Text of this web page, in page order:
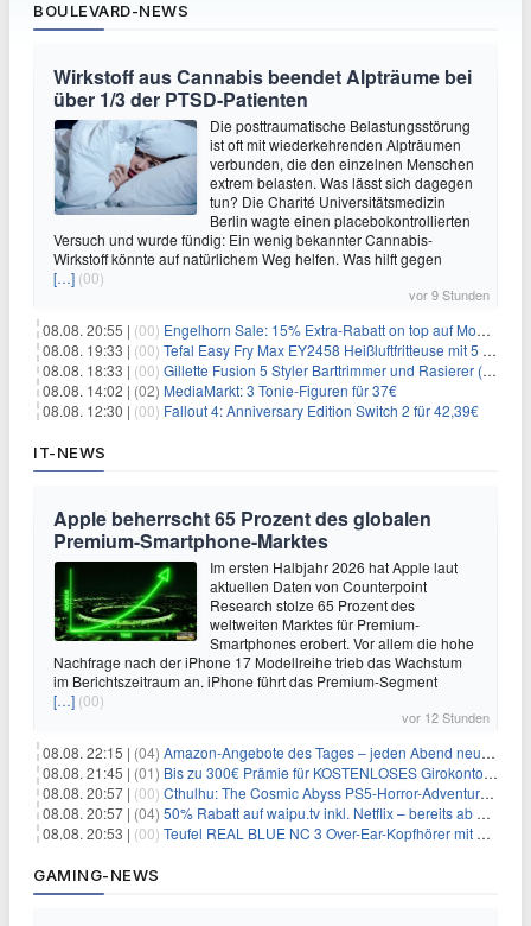
BOULEVARD-NEWS
Wirkstoff aus Cannabis beendet Alpträume bei
über 1/3 der PTSD-Patienten
Die posttraumatische Belastungsstörung
ist oft mit wiederkehrenden Alpträumen
verbunden, die den einzelnen Menschen
extrem belasten. Was lässt sich dagegen
tun? Die Charité Universitätsmedizin
Berlin wagte einen placebokontrollierten
Versuch und wurde fündig: Ein wenig bekannter Cannabis-
Wirkstoff könnte auf natürlichem Weg helfen. Was hilft gegen
[…] (00)
vor 9 Stunden
08.08. 20:55 | (00) Engelhorn Sale: 15% Extra-Rabatt on top auf Mode- und Sport-Artikel
08.08. 19:33 | (00) Tefal Easy Fry Max EY2458 Heißluftfritteuse mit 5 Litern für 64,99€
08.08. 18:33 | (00) Gillette Fusion 5 Styler Barttrimmer und Rasierer (All in One) für 16€
08.08. 14:02 | (02) MediaMarkt: 3 Tonie-Figuren für 37€
08.08. 12:30 | (00) Fallout 4: Anniversary Edition Switch 2 für 42,39€
IT-NEWS
Apple beherrscht 65 Prozent des globalen
Premium-Smartphone-Marktes
Im ersten Halbjahr 2026 hat Apple laut
aktuellen Daten von Counterpoint
Research stolze 65 Prozent des
weltweiten Marktes für Premium-
Smartphones erobert. Vor allem die hohe
Nachfrage nach der iPhone 17 Modellreihe trieb das Wachstum
im Berichtszeitraum an. iPhone führt das Premium-Segment
[…] (00)
vor 12 Stunden
08.08. 22:15 | (04) Amazon-Angebote des Tages – jeden Abend neue Deals zum Stöbern
08.08. 21:45 | (01) Bis zu 300€ Prämie für KOSTENLOSES Girokonto bei der Santander – 50€ schon nach 1 Woche!
08.08. 20:57 | (00) Cthulhu: The Cosmic Abyss PS5-Horror-Adventure für 27,99€
08.08. 20:57 | (04) 50% Rabatt auf waipu.tv inkl. Netflix – bereits ab 9€/Monat (statt 17,99€)
08.08. 20:53 | (00) Teufel REAL BLUE NC 3 Over-Ear-Kopfhörer mit ANC für 149,99€
GAMING-NEWS